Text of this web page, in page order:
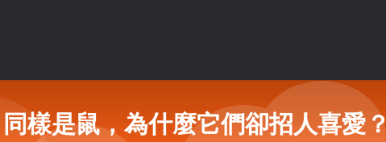
同樣是鼠，為什麼它們卻招人喜愛？